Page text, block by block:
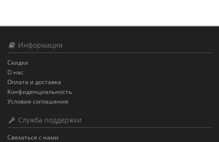
Информация
Скидки
О нас
Оплата и доставка
Конфиденциальность
Условия соглашения
Служба поддержки
Связаться с нами